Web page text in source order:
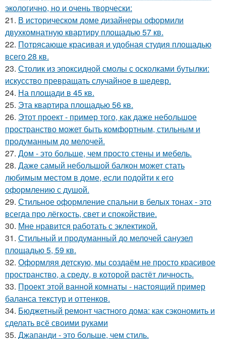
экологично, но и очень творчески:
21. В историческом доме дизайнеры оформили
двухкомнатную квартиру площадью 57 кв.
22. Потрясающе красивая и удобная студия площадью
всего 28 кв.
23. Столик из эпоксидной смолы с осколками бутылки:
искусство превращать случайное в шедевр.
24. На площади в 45 кв.
25. Эта квартира площадью 56 кв.
26. Этот проект - пример того, как даже небольшое
пространство может быть комфортным, стильным и
продуманным до мелочей.
27. Дом - это больше, чем просто стены и мебель.
28. Даже самый небольшой балкон может стать
любимым местом в доме, если подойти к его
оформлению с душой.
29. Стильное оформление спальни в белых тонах - это
всегда про лёгкость, свет и спокойствие.
30. Мне нравится работать с эклектикой.
31. Стильный и продуманный до мелочей санузел
площадью 5, 59 кв.
32. Оформляя детскую, мы создаём не просто красивое
пространство, а среду, в которой растёт личность.
33. Проект этой ванной комнаты - настоящий пример
баланса текстур и оттенков.
34. Бюджетный ремонт частного дома: как сэкономить и
сделать всё своими руками
35. Джапанди - это больше, чем стиль.